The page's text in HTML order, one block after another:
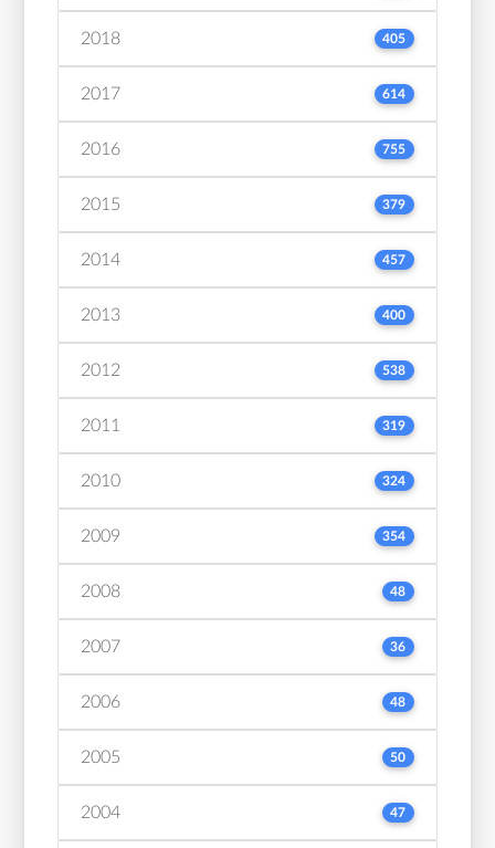
2018 405
2017 614
2016 755
2015 379
2014 457
2013 400
2012 538
2011 319
2010 324
2009 354
2008 48
2007 36
2006 48
2005 50
2004 47